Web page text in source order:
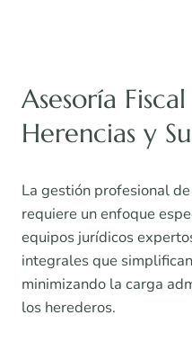
Asesoría
Herencias y
La gestión profesional
requiere un enfoque
equipos jurídicos
integrales que
minimizando la carga
los herederos.